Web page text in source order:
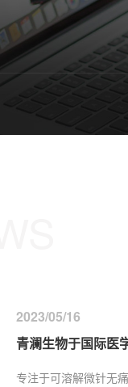
2023/05/16
青澜生物于国际医
专注于可溶解微针无